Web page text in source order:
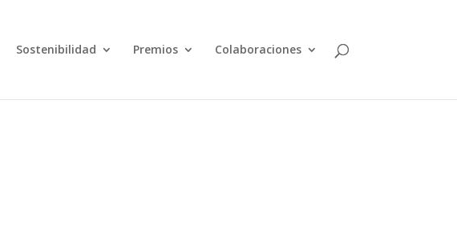
Sostenibilidad Premios Colaboraciones